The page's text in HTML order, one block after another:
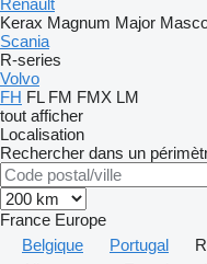
Renault
Kerax Magnum Major
Scania
R-series
Volvo
FH FL FM FMX LM
tout afficher
Localisation
Rechercher dans un
France Europe
Belgique
Portugal